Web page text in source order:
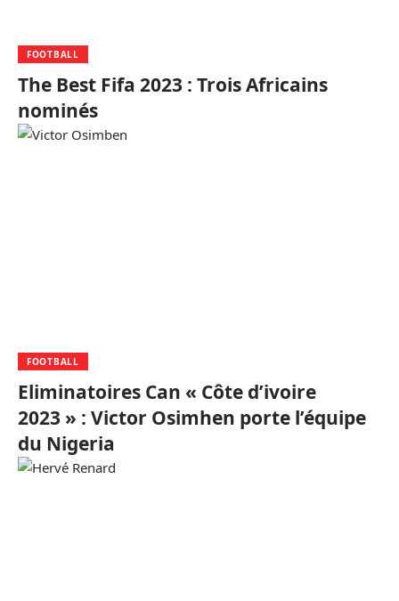
FOOTBALL
The Best Fifa 2023 : Trois Africains
nominés
FOOTBALL
Eliminatoires Can « Côte d’ivoire
2023 » : Victor Osimhen porte l’équipe
du Nigeria